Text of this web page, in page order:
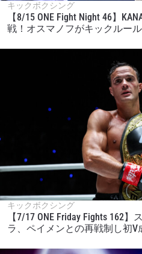
キックボクシング
【8/15 ONE Fight Night 46】
戦！オスマノフがキックルー
キックボクシング
【7/17 ONE Friday Fights 162
ラ、ペイメンとの再戦制し初V